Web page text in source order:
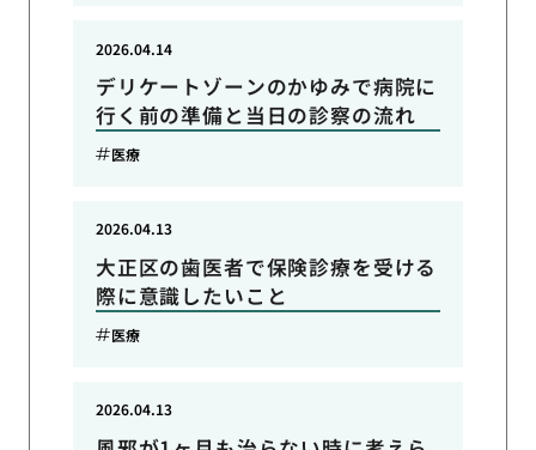
デリケートゾーンのかゆみで病院に
行く前の準備と当日の診察の流れ
2026.04.14
医療
大正区の歯医者で保険診療を受ける
際に意識したいこと
2026.04.13
医療
2026.04.13